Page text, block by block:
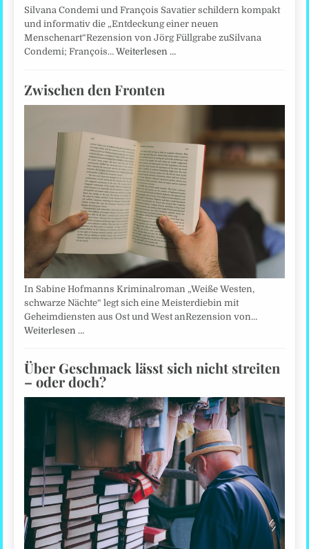
Silvana Condemi und François Savatier schildern kompakt
und informativ die „Entdeckung einer neuen
Menschenart“Rezension von Jörg Füllgrabe zuSilvana
Condemi; François…Weiterlesen …
Zwischen den Fronten
In Sabine Hofmanns Kriminalroman „Weiße Westen,
schwarze Nächte“ legt sich eine Meisterdiebin mit
Geheimdiensten aus Ost und West anRezension von…
Weiterlesen …
Über Geschmack lässt sich nicht streiten
– oder doch?